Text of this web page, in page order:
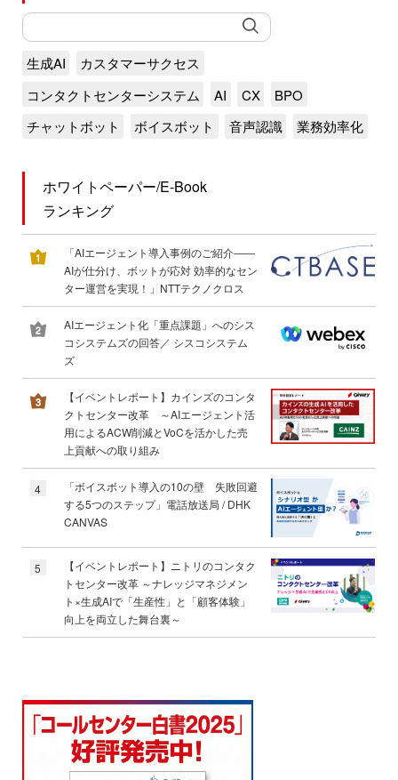
生成AI
カスタマーサクセス
コンタクトセンターシステム
AI CX
BPO
チャットボット
ボイスボット 音声認識 業務効率化
ホワイトペーパー/E-Book
ランキング
「AIエージェント導入事例のご紹介――
AIが仕分け、ボットが応対 効率的なセン
ター運営を実現！」NTTテクノクロス
AIエージェント化「重点課題」へのシス
コシステムズの回答／ シスコシステム
ズ
【イベントレポート】カインズのコンタ
クトセンター改革 ～AIエージェント活
用によるACW削減とVoCを活かした売
上貢献への取り組み
4
「ボイスボット導入の10の壁 失敗回避
する5つのステップ」電話放送局 / DHK
CANVAS
5
【イベントレポート】ニトリのコンタク
トセンター改革 ～ナレッジマネジメン
ト×生成AIで「生産性」と「顧客体験」
向上を両立した舞台裏～